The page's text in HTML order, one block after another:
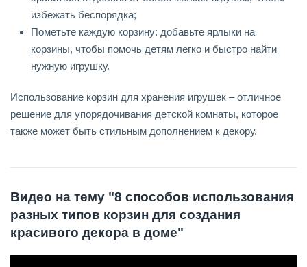
избежать беспорядка;
Пометьте каждую корзину: добавьте ярлыки на
корзины, чтобы помочь детям легко и быстро найти
нужную игрушку.
Использование корзин для хранения игрушек – отличное
решение для упорядочивания детской комнаты, которое
также может быть стильным дополнением к декору.
Видео на тему "8 способов использования
разных типов корзин для создания
красивого декора в доме"